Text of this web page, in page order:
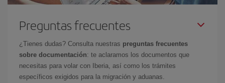
Preguntas frecuentes
¿Tienes dudas? Consulta nuestras preguntas frecuentes
sobre documentación: te aclaramos los documentos que
necesitas para volar con Iberia, así como los trámites
específicos exigidos para la migración y aduanas.